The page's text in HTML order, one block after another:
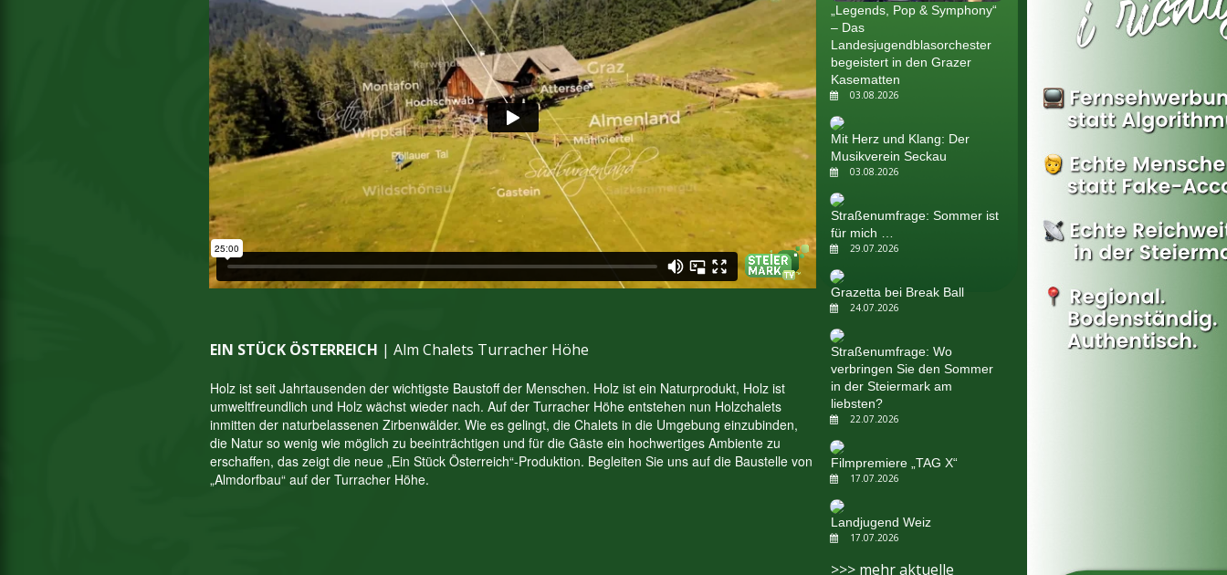
EIN STÜCK ÖSTERREICH | Alm Chalets Turracher Höhe
Holz ist seit Jahrtausenden der wichtigste Baustoff der Menschen. Holz ist ein Naturprodukt, Holz ist
umweltfreundlich und Holz wächst wieder nach. Auf der Turracher Höhe entstehen nun Holzchalets
inmitten der naturbelassenen Zirbenwälder. Wie es gelingt, die Chalets in die Umgebung einzubinden,
die Natur so wenig wie möglich zu beeinträchtigen und für die Gäste ein hochwertiges Ambiente zu
erschaffen, das zeigt die neue „Ein Stück Österreich“-Produktion. Begleiten Sie uns auf die Baustelle von
„Almdorfbau“ auf der Turracher Höhe.
„Legends, Pop & Symphony“
– Das
Landesjugendblasorchester
begeistert in den Grazer
Kasematten
03.08.2026
Mit Herz und Klang: Der
Musikverein Seckau
03.08.2026
Straßenumfrage: Sommer ist
für mich …
29.07.2026
Grazetta bei Break Ball
24.07.2026
Straßenumfrage: Wo
verbringen Sie den Sommer
in der Steiermark am
liebsten?
22.07.2026
Filmpremiere „TAG X“
17.07.2026
Landjugend Weiz
17.07.2026
>>> mehr aktuelle